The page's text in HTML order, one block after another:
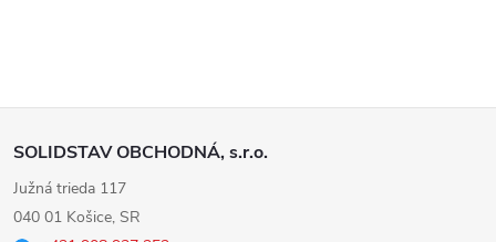
Z
á
SOLIDSTAV OBCHODNÁ, s.r.o.
Južná trieda 117
040 01 Košice, SR